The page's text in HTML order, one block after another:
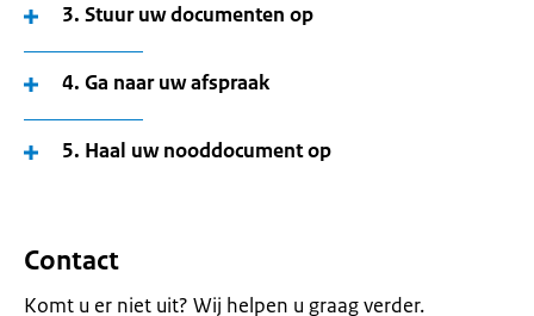
3. Stuur uw documenten op
4. Ga naar uw afspraak
5. Haal uw nooddocument op
Contact
Komt u er niet uit? Wij helpen u graag verder.